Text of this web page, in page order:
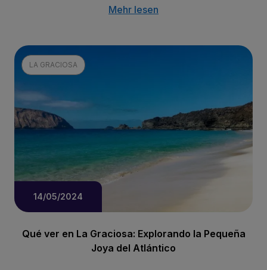
Mehr lesen
LA GRACIOSA
14/05/2024
Qué ver en La Graciosa: Explorando la Pequeña
Joya del Atlántico